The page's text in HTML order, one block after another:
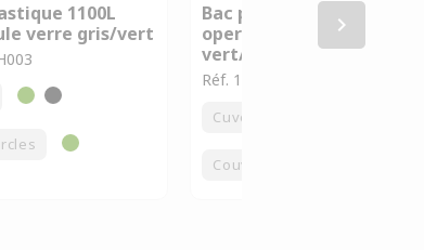
keyboard_arrow_right
1100L
verre gris/vert
Bac plastique 660L
opercule emballage
vert/jaune
Réf. 1BF001
Cuve
Couvercles